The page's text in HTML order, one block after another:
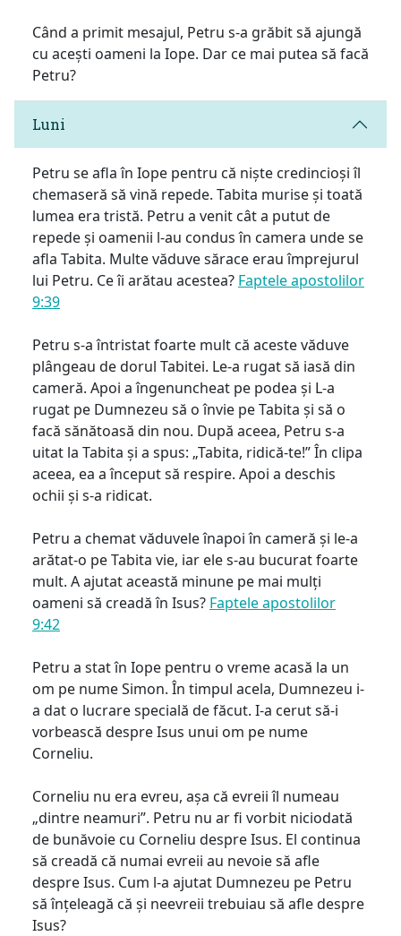
Când a primit mesajul, Petru s-a grăbit să ajungă
cu acești oameni la Iope. Dar ce mai putea să facă
Petru?
Luni
Petru se afla în Iope pentru că niște credincioși îl
chemaseră să vină repede. Tabita murise și toată
lumea era tristă. Petru a venit cât a putut de
repede și oamenii l-au condus în camera unde se
afla Tabita. Multe văduve sărace erau împrejurul
lui Petru. Ce îi arătau acestea? Faptele apostolilor
9:39
Petru s-a întristat foarte mult că aceste văduve
plângeau de dorul Tabitei. Le-a rugat să iasă din
cameră. Apoi a îngenuncheat pe podea și L-a
rugat pe Dumnezeu să o învie pe Tabita și să o
facă sănătoasă din nou. După aceea, Petru s-a
uitat la Tabita și a spus: „Tabita, ridică-te!” În clipa
aceea, ea a început să respire. Apoi a deschis
ochii și s-a ridicat.
Petru a chemat văduvele înapoi în cameră și le-a
arătat-o pe Tabita vie, iar ele s-au bucurat foarte
mult. A ajutat această minune pe mai mulți
oameni să creadă în Isus? Faptele apostolilor
9:42
Petru a stat în Iope pentru o vreme acasă la un
om pe nume Simon. În timpul acela, Dumnezeu i-
a dat o lucrare specială de făcut. I-a cerut să-i
vorbească despre Isus unui om pe nume
Corneliu.
Corneliu nu era evreu, așa că evreii îl numeau
„dintre neamuri”. Petru nu ar fi vorbit niciodată
de bunăvoie cu Corneliu despre Isus. El continua
să creadă că numai evreii au nevoie să afle
despre Isus. Cum l-a ajutat Dumnezeu pe Petru
să înțeleagă că și neevreii trebuiau să afle despre
Isus?